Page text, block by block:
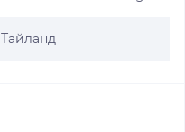
Тайланд